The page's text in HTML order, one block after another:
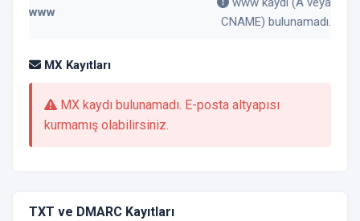
www
CNAME) bulunamadı.
MX Kayıtları
MX kaydı bulunamadı. E-posta altyapısı
kurmamış olabilirsiniz.
TXT ve DMARC Kayıtları